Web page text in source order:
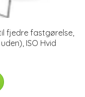
fjedre fastgørelse,
ISO Hvid